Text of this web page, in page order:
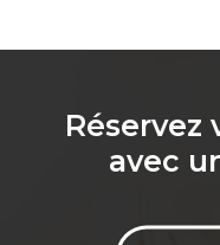
Réservez
avec